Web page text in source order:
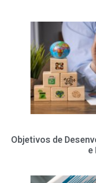
Objetivos de
e